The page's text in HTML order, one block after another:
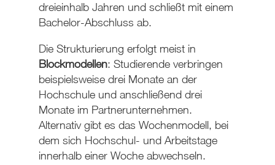
dreieinhalb Jahren und schließt mit einem
Bachelor-Abschluss ab.
Die Strukturierung erfolgt meist in
Blockmodellen: Studierende verbringen
beispielsweise drei Monate an der
Hochschule und anschließend drei
Monate im Partnerunternehmen.
Alternativ gibt es das Wochenmodell, bei
dem sich Hochschul- und Arbeitstage
innerhalb einer Woche abwechseln.